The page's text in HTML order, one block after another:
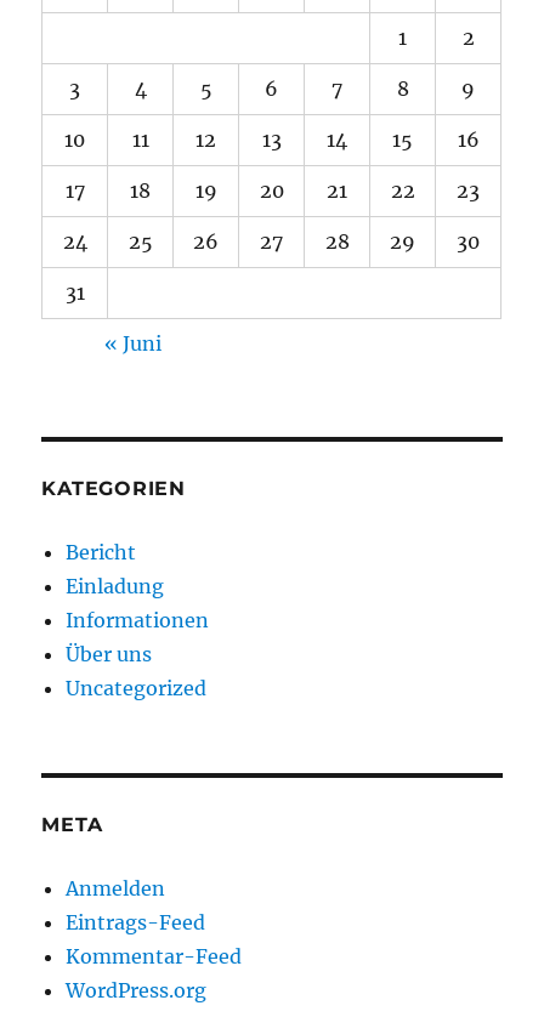
1 2
3 4 5 6 7 8 9
10 11 12 13 14 15 16
17 18 19 20 21 22 23
24 25 26 27 28 29 30
31
« Juni
KATEGORIEN
Bericht
Einladung
Informationen
Über uns
Uncategorized
META
Anmelden
Eintrags-Feed
Kommentar-Feed
WordPress.org